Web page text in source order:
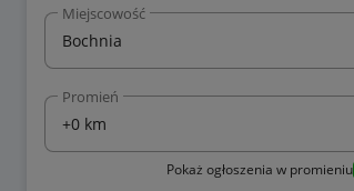
Miejscowość
Promień
Pokaż ogłoszenia w promieniu